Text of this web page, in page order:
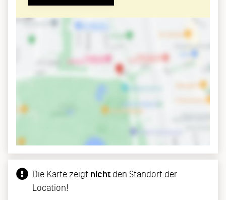
Die Karte zeigt nicht den Standort der
Location!